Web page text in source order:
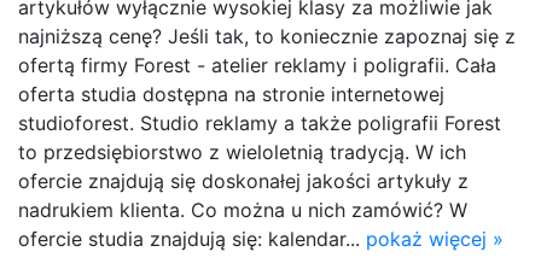
artykułów wyłącznie wysokiej klasy za możliwie jak
najniższą cenę? Jeśli tak, to koniecznie zapoznaj się z
ofertą firmy Forest - atelier reklamy i poligrafii. Cała
oferta studia dostępna na stronie internetowej
studioforest. Studio reklamy a także poligrafii Forest
to przedsiębiorstwo z wieloletnią tradycją. W ich
ofercie znajdują się doskonałej jakości artykuły z
nadrukiem klienta. Co można u nich zamówić? W
ofercie studia znajdują się: kalendar... pokaż więcej »